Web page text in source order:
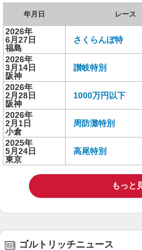
年月日 レース
2026年
6月27日
福島
さくらんぼ特
2026年
3月14日
阪神
讃岐特別
2026年
2月28日
阪神
1000万円以下
2026年
2月1日
小倉
周防灘特別
2025年
5月24日
東京
高尾特別
もっと
ゴルトリッチニュース